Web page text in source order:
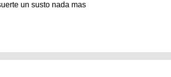
un susto nada mas